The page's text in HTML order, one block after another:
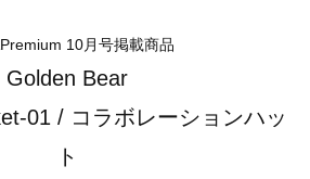
10月号掲載商品
Golden Bear
01 / コラボレーションハッ
ト